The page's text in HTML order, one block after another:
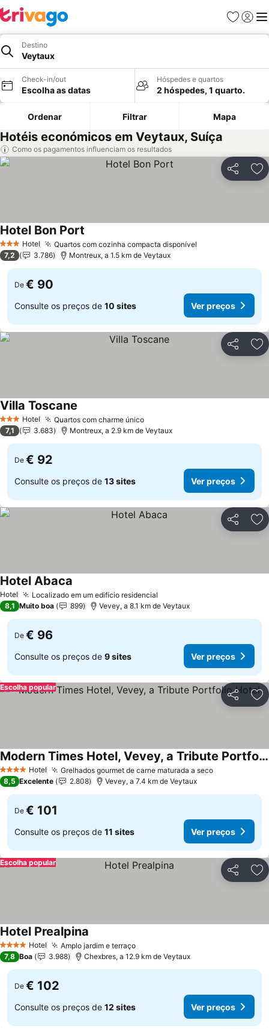
Favoritos
Iniciar
Destino
Veytaux
Check-in/out
Escolha as datas
Hóspedes e quartos
2 hóspedes, 1 quarto.
Ordenar Filtrar Mapa
Hotéis económicos em Veytaux, Suíça
Como os pagamentos influenciam os resultados
Partilhar
3 EstrelasHotel Quartos com cozinha compacta disponível
Hotel Bon Port
7,2 3.786 Montreux, a 1.5 km de Veytaux
De € 90
Consulte os preços de 10 sites Ver preços
Partilhar
3 EstrelasHotel Quartos com charme únicoVer preços
Villa Toscane
7,1 3.683 Montreux, a 2.9 km de Veytaux
De € 92
Consulte os preços de 13 sites Ver preços
Partilhar
Hotel Localizado em um edifício residencial
Hotel Abaca
8,1 Muito boa 899 Vevey, a 8.1 km de Veytaux
De € 96
Consulte os preços de 9 sites Ver preços
Partilhar
Escolha popular
4 EstrelasHotel Grelhados gourmet de carne maturada a secoVer preços
Modern Times Hotel, Vevey, a Tribute Portfolio Hotel
Ver preços
8,5 Excelente 2.808 Vevey, a 7.4 km de Veytaux
De € 101
Consulte os preços de 11 sites Ver preços
Partilhar
Escolha popular
4 EstrelasHotel Amplo jardim e terraçoVer preços
Hotel Prealpina
7,8 Boa 3.988 Chexbres, a 12.9 km de Veytaux
De € 102
Consulte os preços de 12 sites Ver preços